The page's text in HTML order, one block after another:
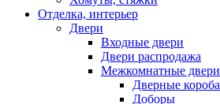
Отделка, интерьер
Двери
Входные двери
Двери распродажа
Межкомнатные двери
Дверные короба
Доборы